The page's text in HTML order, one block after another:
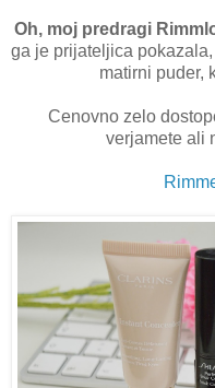
Oh, moj predragi
ga je prijateljica
matirni puder,
Cenovno zelo
verjamete ali